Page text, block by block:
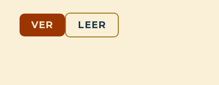
VER LEER